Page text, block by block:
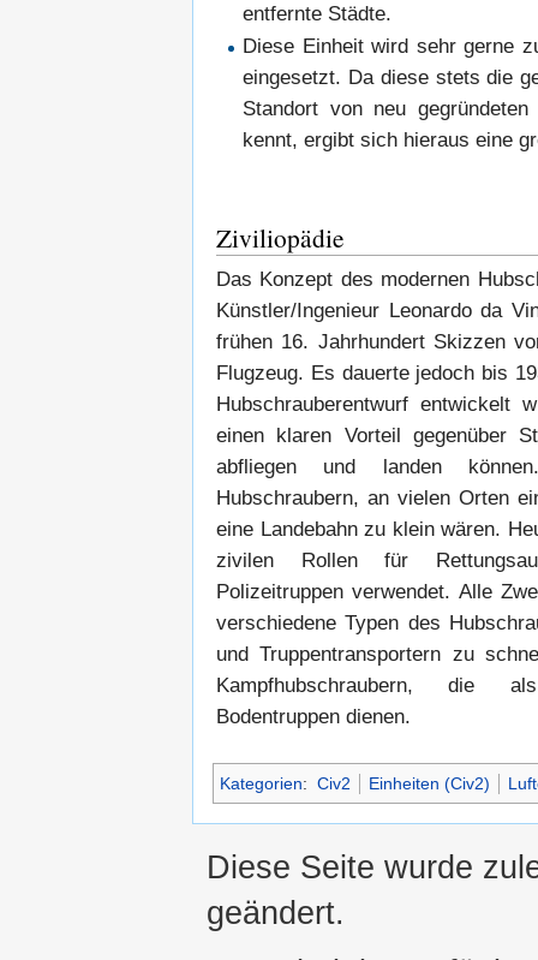
entfernte Städte.
Diese Einheit wird sehr gerne
eingesetzt. Da diese stets die
Standort von neu
kennt, ergibt sich hieraus eine
Ziviliopädie
Das Konzept des modernen
Künstler/Ingenieur Leonardo da
frühen 16. Jahrhundert Skizzen
Flugzeug. Es dauerte jedoch bis
Hubschrauberentwurf entwickelt
einen klaren Vorteil gegenüber
abfliegen und landen
Hubschraubern, an vielen Orten
eine Landebahn zu klein wären.
zivilen Rollen für
Polizeitruppen verwendet. Alle
verschiedene Typen des
und Truppentransportern zu
Kampfhubschraubern, die
Bodentruppen dienen.
Kategorien: Civ2 Einheiten (Civ2)
Diese Seite wurde
geändert.